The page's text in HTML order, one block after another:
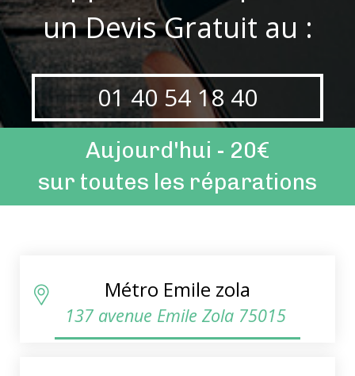
un Devis Gratuit au :
01 40 54 18 40
Aujourd'hui - 20€
sur toutes les réparations
Métro Emile zola
137 avenue Emile Zola 75015